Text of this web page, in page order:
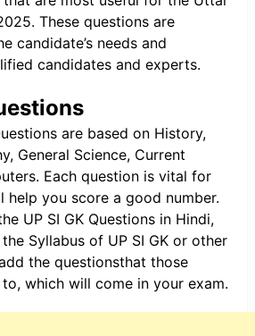
These questions are
candidate’s needs and
candidates and experts.
are based on History,
General Science, Current
Each question is vital for
help you score a good number.
UP SI GK Questions in Hindi,
Syllabus of UP SI GK or other
the questionsthat those
which will come in your exam.